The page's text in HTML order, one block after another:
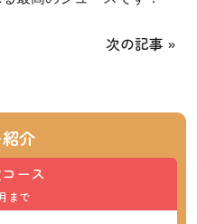
次の記事 »
介
ース
まで